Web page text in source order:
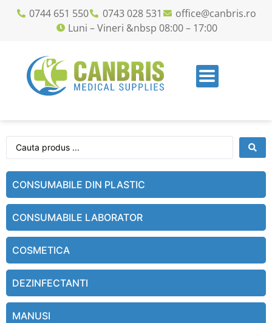
0744 651 550 0743 028 531
office@canbris.ro
Luni – Vineri &nbsp 08:00 – 17:00
CONSUMABILE DIN PLASTIC
CONSUMABILE LABORATOR
COSMETICA
DEZINFECTANTI
MANUSI